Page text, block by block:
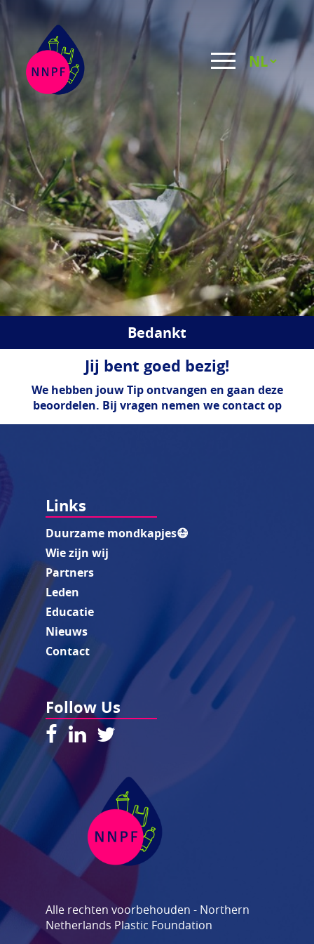
Bedankt
Jij bent goed bezig!
We hebben jouw Tip ontvangen en gaan deze
beoordelen. Bij vragen nemen we contact op
Links
Duurzame mondkapjes😷
Wie zijn wij
Partners
Leden
Educatie
Nieuws
Contact
Follow Us
Alle rechten voorbehouden - Northern
Netherlands Plastic Foundation